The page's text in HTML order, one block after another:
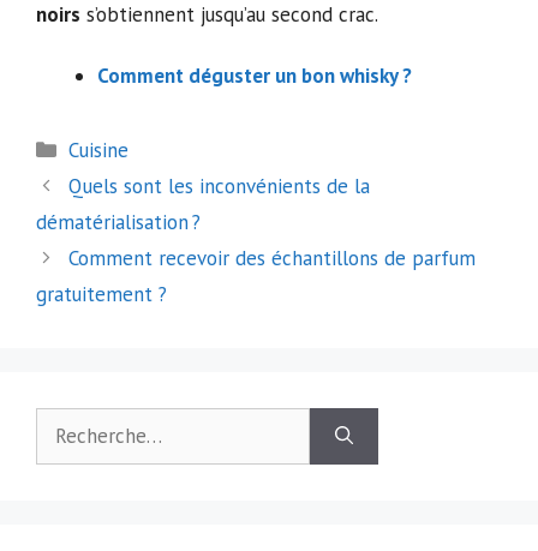
noirs s’obtiennent jusqu’au second crac.
Comment déguster un bon whisky ?
Catégories
Cuisine
Navigation
des
Quels sont les inconvénients de la
dématérialisation ?
Comment recevoir des échantillons de parfum
gratuitement ?